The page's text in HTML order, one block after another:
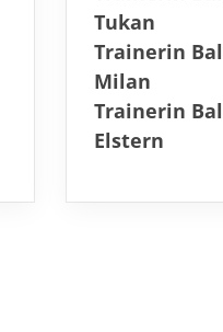
Tukan
Trainerin
Milan
Trainerin
Elstern